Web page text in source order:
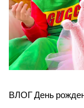
ВЛОГ День